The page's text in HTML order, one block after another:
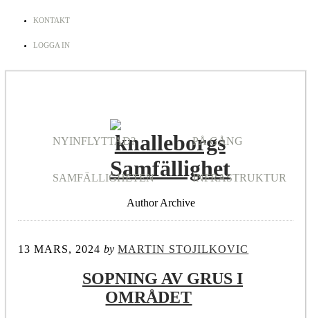
KONTAKT
LOGGA IN
NYINFLYTTAD?
SAMFÄLLIGHETEN
PÅ GÅNG
INFRASTRUKTUR
Author Archive
13 MARS, 2024 by MARTIN STOJILKOVIC
SOPNING AV GRUS I
OMRÅDET